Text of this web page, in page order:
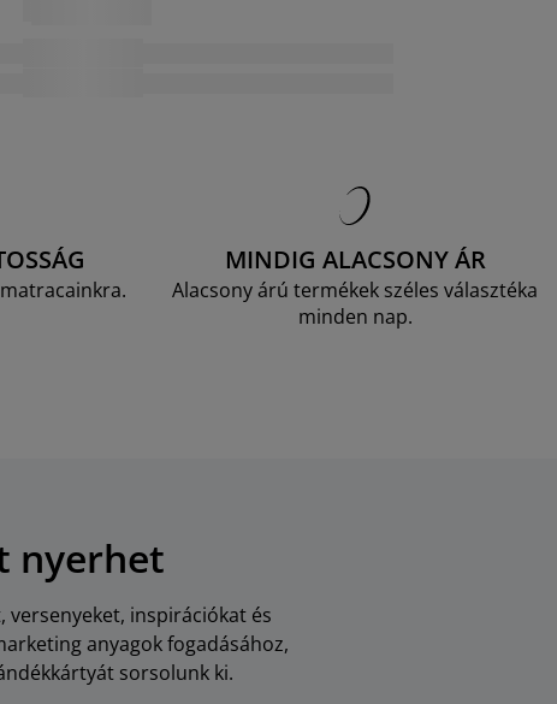
MINDIG ALACSONY ÁR
Alacsony árú termékek széles választéka
minden nap.
nyerhet
versenyeket, inspirációkat és
anyagok fogadásához,
sorsolunk ki.